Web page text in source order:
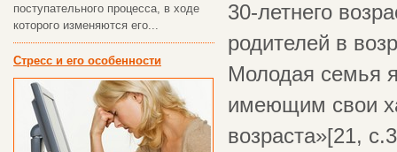
поступательного процесса, в ходе
которого изменяются его...
Стресс и его особенности
30-летнего
родителей в
Молодая семья
имеющим свои
возраста»[21,